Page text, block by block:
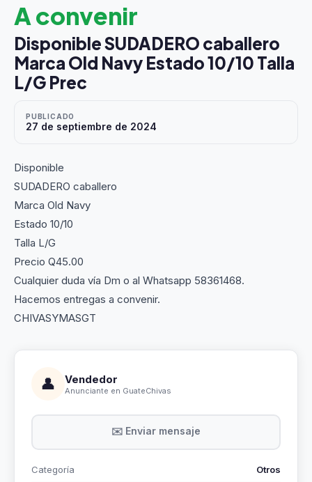
A convenir
Disponible SUDADERO caballero
Marca Old Navy Estado 10/10 Talla
L/G Prec
PUBLICADO
27 de septiembre de 2024
Disponible
SUDADERO caballero
Marca Old Navy
Estado 10/10
Talla L/G
Precio Q45.00
Cualquier duda vía Dm o al Whatsapp 58361468.
Hacemos entregas a convenir.
CHIVASYMASGT
👤 Vendedor
Anunciante en GuateChivas
✉️ Enviar mensaje
Categoría
Otros